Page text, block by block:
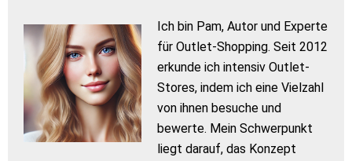
Ich bin Pam, Autor und Experte
für Outlet-Shopping. Seit 2012
erkunde ich intensiv Outlet-
Stores, indem ich eine Vielzahl
von ihnen besuche und
bewerte. Mein Schwerpunkt
liegt darauf, das Konzept